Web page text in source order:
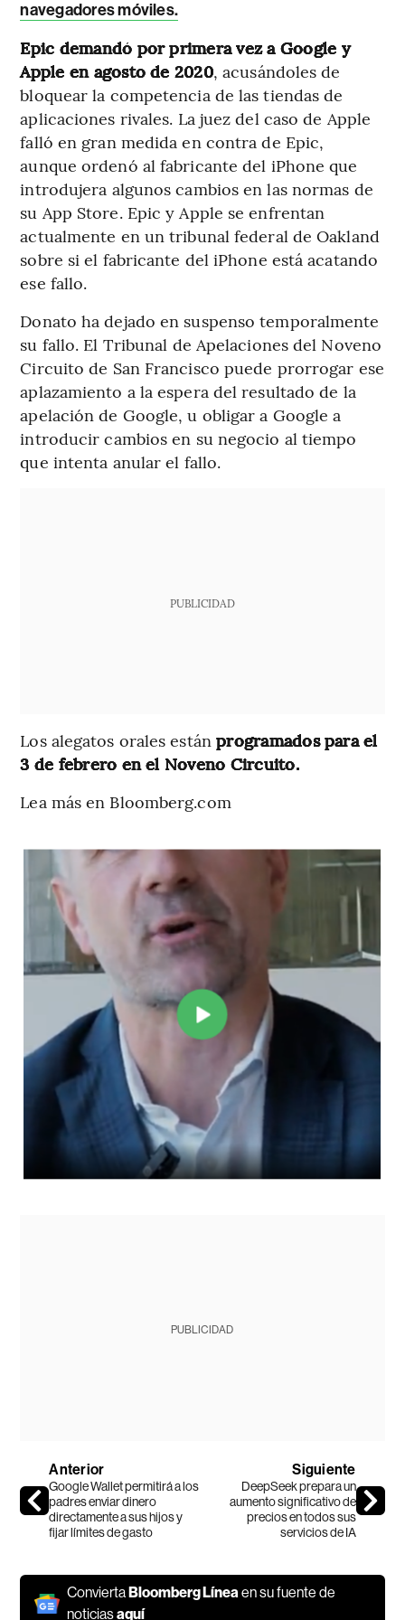
navegadores móviles.
Epic demandó por primera vez a Google y
Apple en agosto de 2020, acusándoles de
bloquear la competencia de las tiendas de
aplicaciones rivales. La juez del caso de Apple
falló en gran medida en contra de Epic,
aunque ordenó al fabricante del iPhone que
introdujera algunos cambios en las normas de
su App Store. Epic y Apple se enfrentan
actualmente en un tribunal federal de Oakland
sobre si el fabricante del iPhone está acatando
ese fallo.
Donato ha dejado en suspenso temporalmente
su fallo. El Tribunal de Apelaciones del Noveno
Circuito de San Francisco puede prorrogar ese
aplazamiento a la espera del resultado de la
apelación de Google, u obligar a Google a
introducir cambios en su negocio al tiempo
que intenta anular el fallo.
PUBLICIDAD
Los alegatos orales estánprogramados para el
3 de febrero en el Noveno Circuito.
Lea más en Bloomberg.com
PUBLICIDAD
Anterior
Google Wallet permitirá a los
padres enviar dinero
directamente a sus hijos y
fijar límites de gasto
Siguiente
DeepSeek prepara un
aumento significativo de
precios en todos sus
servicios de IA
ConviertaBloomberg Líneaen su fuente de
noticiasaquí